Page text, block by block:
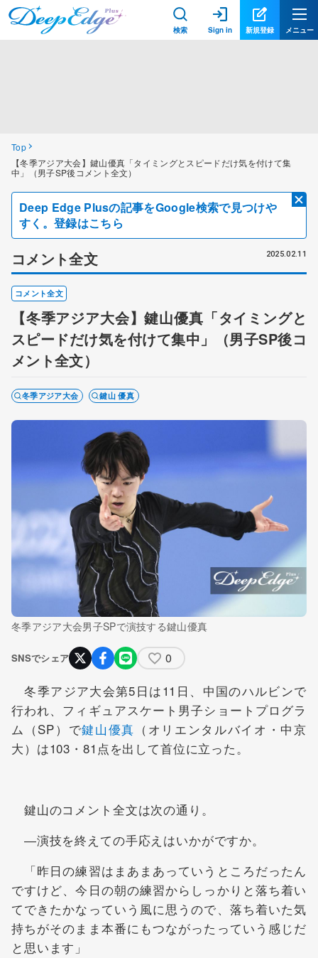
検索 Sign in 新規登録 メニュー
Top
【冬季アジア大会】鍵山優真「タイミングとスピードだけ気を付けて集
中」（男子SP後コメント全文）
Deep Edge Plusの記事をGoogle検索で見つけや
すく。登録はこちら
コメント全文 2025.02.11
コメント全文
【冬季アジア大会】鍵山優真「タイミングと
スピードだけ気を付けて集中」（男子SP後コ
メント全文）
冬季アジア大会 鍵山 優真
冬季アジア大会男子SPで演技する鍵山優真
SNSでシェア 0
冬季アジア大会第5日は11日、中国のハルビンで
行われ、フィギュアスケート男子ショートプログラ
ム（SP）で鍵山優真 （オリエンタルバイオ・中京
大）は103・81点を出して首位に立った。
鍵山のコメント全文は次の通り。
―演技を終えての手応えはいかがですか。
「昨日の練習はまあまあっていうところだったん
ですけど、今日の朝の練習からしっかりと落ち着い
てできたかなっていう風に思うので、落ち着いた気
持ちがそのまま本番にもつながったっていう感じだ
と思います」